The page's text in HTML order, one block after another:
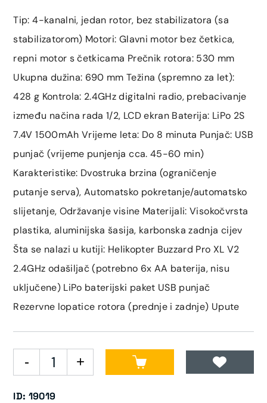
Tip: 4-kanalni, jedan rotor, bez stabilizatora (sa
stabilizatorom) Motori: Glavni motor bez četkica,
repni motor s četkicama Prečnik rotora: 530 mm
Ukupna dužina: 690 mm Težina (spremno za let):
428 g Kontrola: 2.4GHz digitalni radio, prebacivanje
između načina rada 1/2, LCD ekran Baterija: LiPo 2S
7.4V 1500mAh Vrijeme leta: Do 8 minuta Punjač: USB
punjač (vrijeme punjenja cca. 45-60 min)
Karakteristike: Dvostruka brzina (ograničenje
putanje serva), Automatsko pokretanje/automatsko
slijetanje, Održavanje visine Materijali: Visokočvrsta
plastika, aluminijska šasija, karbonska zadnja cijev
Šta se nalazi u kutiji: Helikopter Buzzard Pro XL V2
2.4GHz odašiljač (potrebno 6x AA baterija, nisu
uključene) LiPo baterijski paket USB punjač
Rezervne lopatice rotora (prednje i zadnje) Upute
ID: 19019